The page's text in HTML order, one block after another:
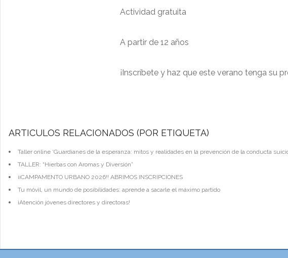
Actividad gratuita
A partir de 12 años
¡Inscríbete y haz que este verano tenga su
ARTÍCULOS RELACIONADOS (POR ETIQUETA)
Taller online ‘Guardianes de la esperanza: mitos y realidades en la prevención de la conducta
TALLER: “Hierbas con Aromas y Diversión”
¡¡CAMPAMENTO URBANO 2026!! ABRIMOS INSCRIPCIONES
Tu móvil, un mundo de posibilidades: aprende a sacarle el máximo partido
¡Atención jóvenes directores y directoras!